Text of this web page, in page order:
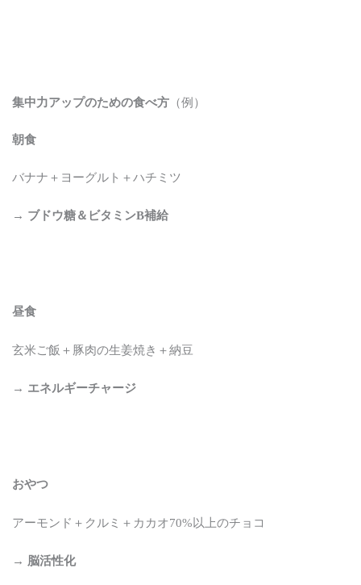
集中力アップのための食べ方（例）
朝食
バナナ＋ヨーグルト＋ハチミツ
→ ブドウ糖＆ビタミンB補給
昼食
玄米ご飯＋豚肉の生姜焼き＋納豆
→ エネルギーチャージ
おやつ
アーモンド＋クルミ＋カカオ70%以上のチョコ
→ 脳活性化